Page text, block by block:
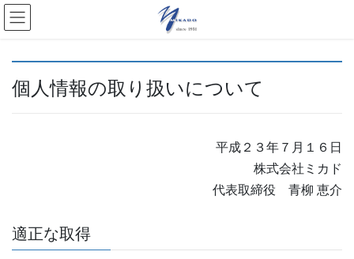
個人情報の取り扱いについて
平成２３年７月１６日
株式会社ミカド
代表取締役 青柳 恵介
適正な取得